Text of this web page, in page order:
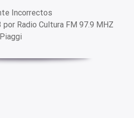
Incorrectos
Radio Cultura FM 97.9 MHZ